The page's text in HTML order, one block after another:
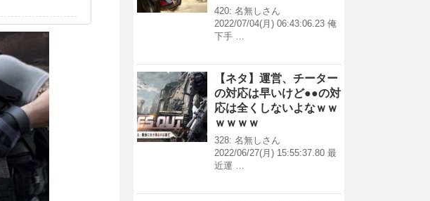
420: 名無しさん
2022/07/04(月) 06:43:06.23 俺
下手 …
【ネタ】運営、チーター
の対応は早いけど●●の対
応は全くしないよなｗｗ
ｗｗｗｗ
328: 名無しさん
2022/06/27(月) 15:55:37.80 最
近運 …